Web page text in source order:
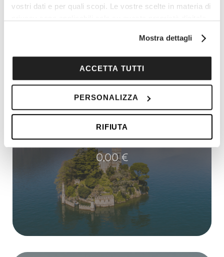
vostri dati e per quali scopi. Le vostre scelte in materia di
modificare o revocare il proprio consenso in qualsiasi
sull'icona di attivazione della privacy.
raccogliere informazioni sulla tua posizione
geografica, con un'approssimazione di qualche
Identificare il tuo dispositivo, scansionandolo
attivamente alla ricerca di caratteristiche specifiche
(impronte digitali).
Approfondisci come vengono elaborati i tuoi dati personali
e imposta le tue preferenze nellasezione dettagli
modificare o ritirare il tuo consenso in qualsiasi momento
dalla Dichiarazione sui cookie.
Utilizziamo i cookie per personalizzare contenuti ed
annunci, per fornire funzionalità dei social media e per
Mostra dettagli
ACCETTA TUTTI
PERSONALIZZA
RIFIUTA
Lago d’Iseo e Franciacorta: un tour
enogastronomico
0,00€